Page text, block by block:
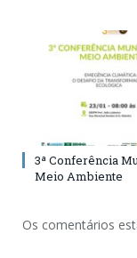
3ª Conferência
Meio Ambiente
Os comentários